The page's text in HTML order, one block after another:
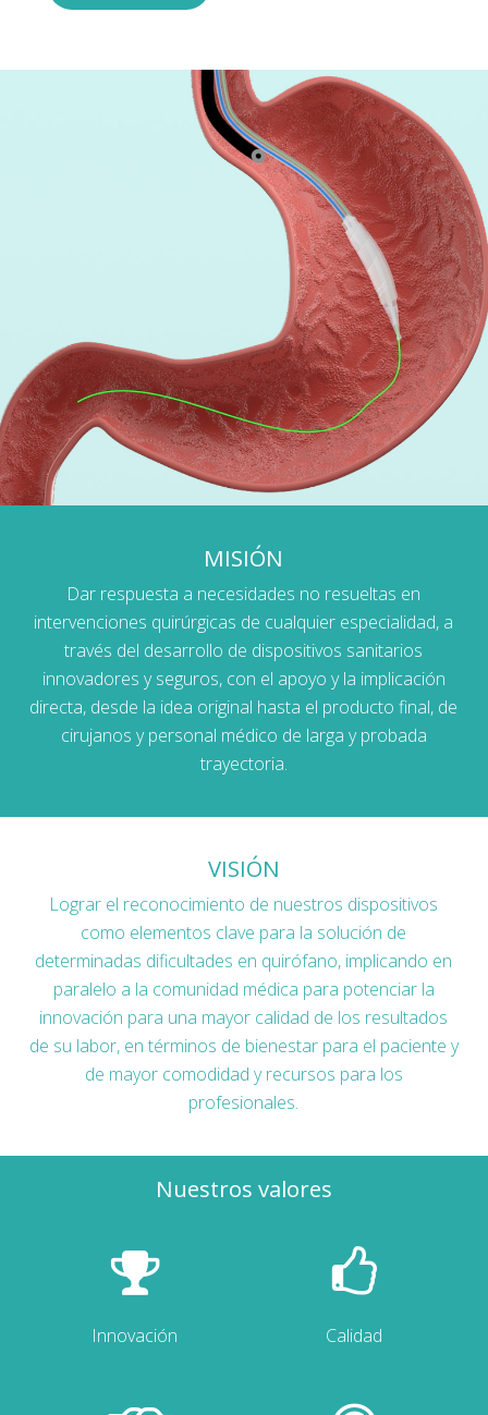
MISIÓN
Dar respuesta a necesidades no resueltas en
intervenciones quirúrgicas de cualquier especialidad, a
través del desarrollo de dispositivos sanitarios
innovadores y seguros, con el apoyo y la implicación
directa, desde la idea original hasta el producto final, de
cirujanos y personal médico de larga y probada
trayectoria.
VISIÓN
Lograr el reconocimiento de nuestros dispositivos
como elementos clave para la solución de
determinadas dificultades en quirófano, implicando en
paralelo a la comunidad médica para potenciar la
innovación para una mayor calidad de los resultados
de su labor, en términos de bienestar para el paciente y
de mayor comodidad y recursos para los
profesionales.
Nuestros valores
Innovación Calidad